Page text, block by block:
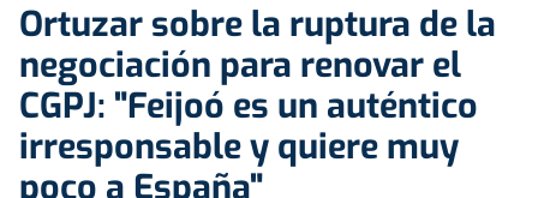
Ortuzar sobre la ruptura de la
negociación para renovar el
CGPJ: "Feijoó es un auténtico
irresponsable y quiere muy
poco a España"